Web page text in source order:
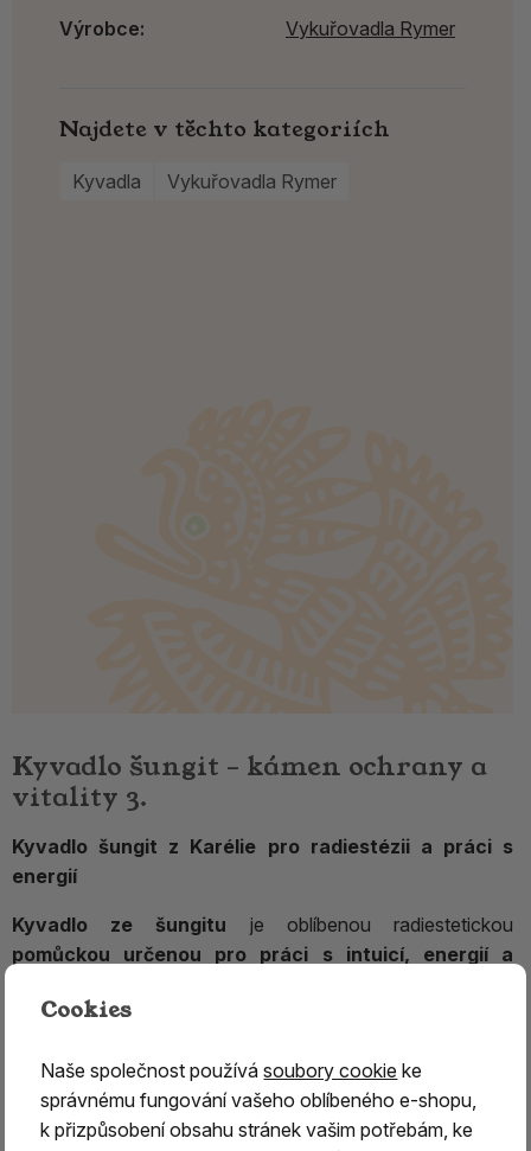
Kyvadlo šungit – kámen ochrany a
vitality 3.
Kyvadlo šungit z Karélie pro radiestézii a práci s
energií
Kyvadlo ze šungitu je oblíbenou radiestetickou
pomůckou určenou pro práci s intuicí, energií a
harmonizačních technikách i při hledání odpovědí na
elegantnímu černému vzhledu a jedinečnému původu patří
mezi vyhledávané esoterické pomůcky.
Výrobce:
Vykuřovadla Rymer
Najdete v těchto kategoriích
Kyvadla Vykuřovadla Rymer
Cookies
Naše společnost používásoubory cookie ke
správnému fungování vašeho oblíbeného e-shopu,
k přizpůsobení obsahu stránek vašim potřebám, ke